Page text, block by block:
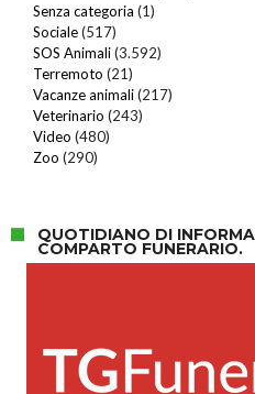
Senza categoria (1)
Sociale(517)
SOS Animali(3.592)
Terremoto (21)
Vacanze animali(217)
Veterinario (243)
Video (480)
Zoo (290)
QUOTIDIANO DI
COMPARTO FUNERARIO.